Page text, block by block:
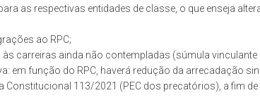
as respectivas entidades de classe, o que enseja
ao RPC;
carreiras ainda não contempladas (súmula vinculante
em função do RPC, haverá redução da arrecadação
Constitucional 113/2021 (PEC dos precatórios), a fim